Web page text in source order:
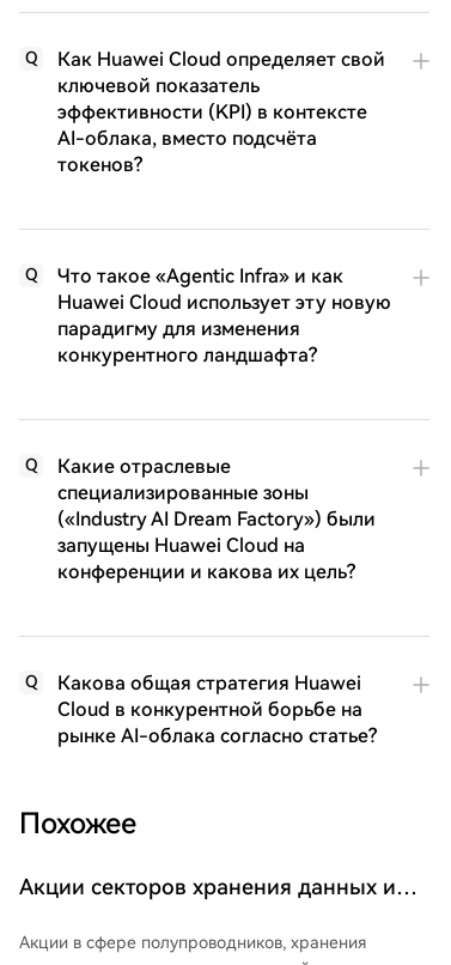
Q
Как Huawei Cloud определяет свой
ключевой показатель
эффективности (KPI) в контексте
AI-облака, вместо подсчёта
токенов?
Q
Что такое «Agentic Infra» и как
Huawei Cloud использует эту новую
парадигму для изменения
конкурентного ландшафта?
Q
Какие отраслевые
специализированные зоны
(«Industry AI Dream Factory») были
запущены Huawei Cloud на
конференции и какова их цель?
Q
Какова общая стратегия Huawei
Cloud в конкурентной борьбе на
рынке AI-облака согласно статье?
Похожее
Акции секторов хранения данных и
Акции одного гиганта на
Акции в сфере полупроводников, хранения